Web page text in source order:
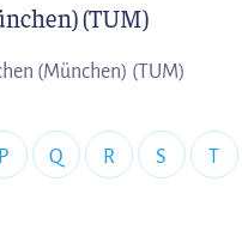
(TUM)
(München) (TUM)
P Q R S T